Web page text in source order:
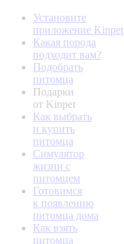
Установите
приложение Kinpet
Какая порода
подходит вам?
Подобрать
питомца
Подарки
от Kinpet
Как выбрать
и купить
питомца
Симулятор
жизни с
питомцем
Готовимся
к появлению
питомца дома
Как взять
питомца